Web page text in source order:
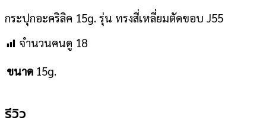
กระปุกอะคริลิค 15g. รุ่น ทรงสี่เหลี่ยมตัดขอบ J55
จำนวนคนดู 18
ขนาด 15g.
รีวิว